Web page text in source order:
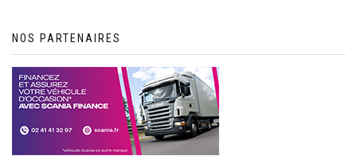
NOS PARTENAIRES